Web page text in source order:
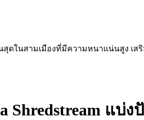
สิ้นสุดในสามเมืองที่มีความหนาแน่นสูง
Shredstream แ